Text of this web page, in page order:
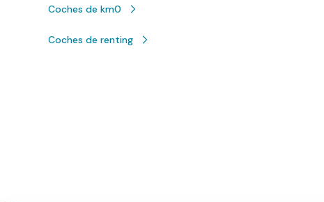
Coches de km0
Coches de renting